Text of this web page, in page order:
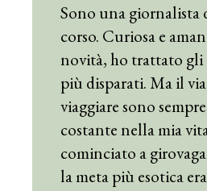
Sono una giornalista
corso. Curiosa e
novità, ho trattato
più disparati. Ma il
viaggiare sono
costante nella mia
cominciato a
la meta più esotica